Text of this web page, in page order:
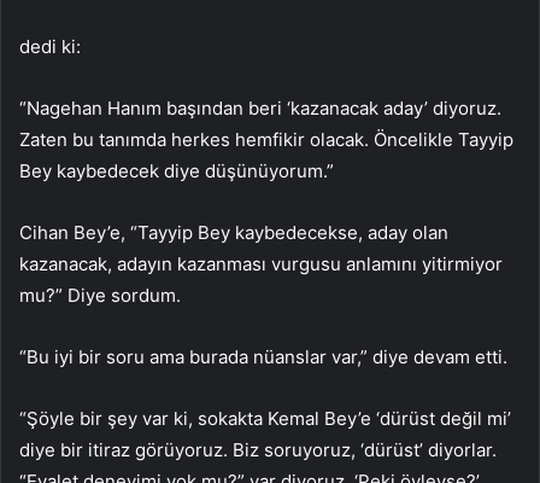
dedi ki:
“Nagehan Hanım başından beri ‘kazanacak aday’ diyoruz.
Zaten bu tanımda herkes hemfikir olacak. Öncelikle Tayyip
Bey kaybedecek diye düşünüyorum.”
Cihan Bey’e, “Tayyip Bey kaybedecekse, aday olan
kazanacak, adayın kazanması vurgusu anlamını yitirmiyor
mu?” Diye sordum.
“Bu iyi bir soru ama burada nüanslar var,” diye devam etti.
“Şöyle bir şey var ki, sokakta Kemal Bey’e ‘dürüst değil mi’
diye bir itiraz görüyoruz. Biz soruyoruz, ‘dürüst’ diyorlar.